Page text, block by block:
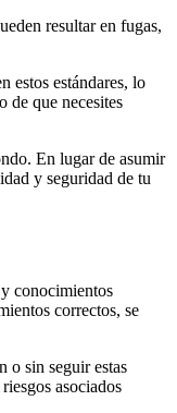
resultar en fugas,
estos estándares, lo
de que necesites
En lugar de asumir
y seguridad de tu
conocimientos
correctos, se
o sin seguir estas
asociados